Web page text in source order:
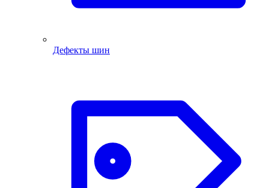
Дефекты шин